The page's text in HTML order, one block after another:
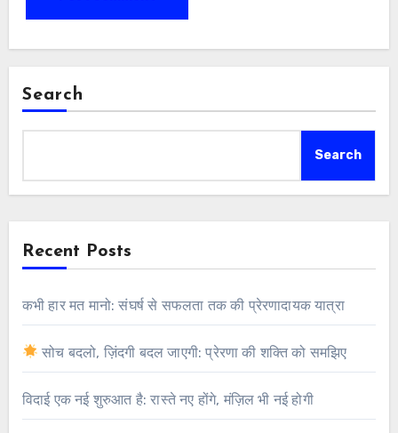
Search
Search
Recent Posts
कभी हार मत मानो: संघर्ष से सफलता तक की प्रेरणादायक यात्रा
सोच बदलो, ज़िंदगी बदल जाएगी: प्रेरणा की शक्ति को समझिए
विदाई एक नई शुरुआत है: रास्ते नए होंगे, मंज़िल भी नई होगी